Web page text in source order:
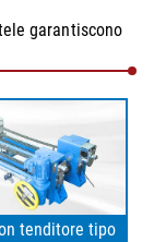
garantiscono
tenditore tipo